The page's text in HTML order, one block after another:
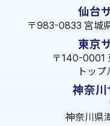
仙台
〒983-0833 宮城
東京
〒140-0001
トッ
神奈川
神奈川県